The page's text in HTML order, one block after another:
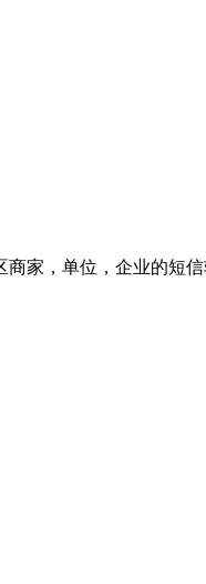
家，单位，企业的短